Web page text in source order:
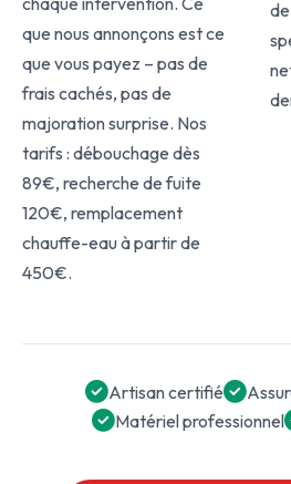
que nous annonçons est ce
que vous payez – pas de
frais cachés, pas de
majoration surprise. Nos
tarifs : débouchage dès
89€, recherche de fuite
120€, remplacement
chauffe-eau à partir de
450€.
Artisan certifié
Matériel professionnel